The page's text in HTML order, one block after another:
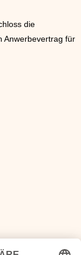
die
Anwerbevertrag für